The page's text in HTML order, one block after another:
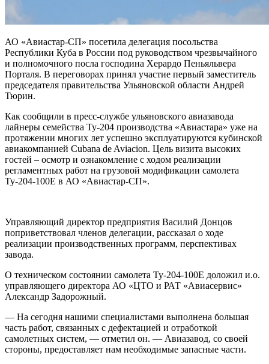
АО «Авиастар-СП» посетила делегация посольства
Республики Куба в России под руководством чрезвычайного
и полномочного посла господина Херардо Пеньяльвера
Порталя. В переговорах принял участие первый заместитель
председателя правительства Ульяновской области Андрей
Тюрин.
Как сообщили в пресс-службе ульяновского авиазавода
лайнеры семейства Ту-204 производства «Авиастара» уже на
протяжении многих лет успешно эксплуатируются кубинской
авиакомпанией Cubana de Aviacion. Цель визита высоких
гостей – осмотр и ознакомление с ходом реализации
регламентных работ на грузовой модификации самолета
Ту-204-100E в АО «Авиастар-СП».
Управляющий директор предприятия Василий Донцов
поприветствовал членов делегации, рассказал о ходе
реализации производственных программ, перспективах
завода.
О техническом состоянии самолета Ту-204-100Е доложил и.о.
управляющего директора АО «ЦТО и РАТ «Авиасервис»
Александр Задорожный.
— На сегодня нашими специалистами выполнена большая
часть работ, связанных с дефектацией и отработкой
самолетных систем, — отметил он. — Авиазавод, со своей
стороны, предоставляет нам необходимые запасные части.